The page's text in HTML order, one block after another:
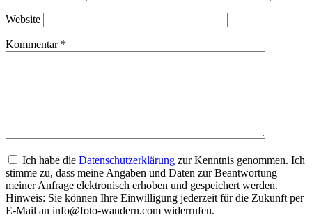
Website
Kommentar *
Ich habe die Datenschutzerklärung zur Kenntnis genommen. Ich
stimme zu, dass meine Angaben und Daten zur Beantwortung
meiner Anfrage elektronisch erhoben und gespeichert werden.
Hinweis: Sie können Ihre Einwilligung jederzeit für die Zukunft per
E-Mail an info@foto-wandern.com widerrufen.